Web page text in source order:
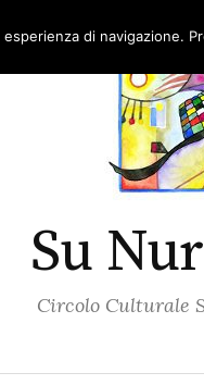
Su
Circolo Culturale
di navigazione.